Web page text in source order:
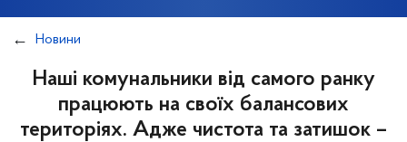
Новини
Наші комунальники від самого ранку
працюють на своїх балансових
територіях. Адже чистота та затишок –